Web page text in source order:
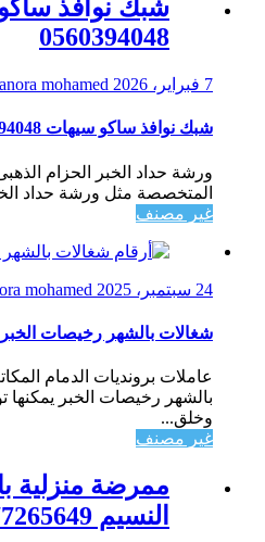
شبك نوافذ
0560394048
7 فبراير، 2026 mohamed
شبك نوافذ ساكو سيهات 0560394048
ورشة حداد الخبر الحزام
المتخصصة مثل ورشة حداد
غير مصنف
24 سبتمبر، 2025 mohamed
شغالات بالشهر رخيصات الخبر 0580961342
عاملات برونديات الدمام
بالشهر رخيصات الخبر يمكنها
وخلق...
غير مصنف
ممرضة منزلية
النسيم 0577265649